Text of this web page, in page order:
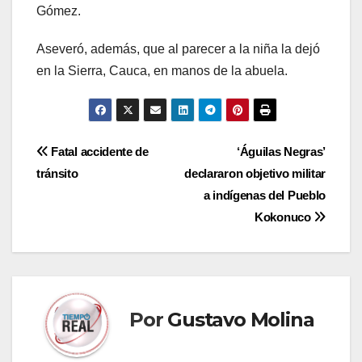
Gómez.
Aseveró, además, que al parecer a la niña la dejó
en la Sierra, Cauca, en manos de la abuela.
Navegación
‘Águilas Negras’
declararon objetivo militar
a indígenas del Pueblo
Kokonuco
Fatal accidente de
tránsito
Por Gustavo Molina